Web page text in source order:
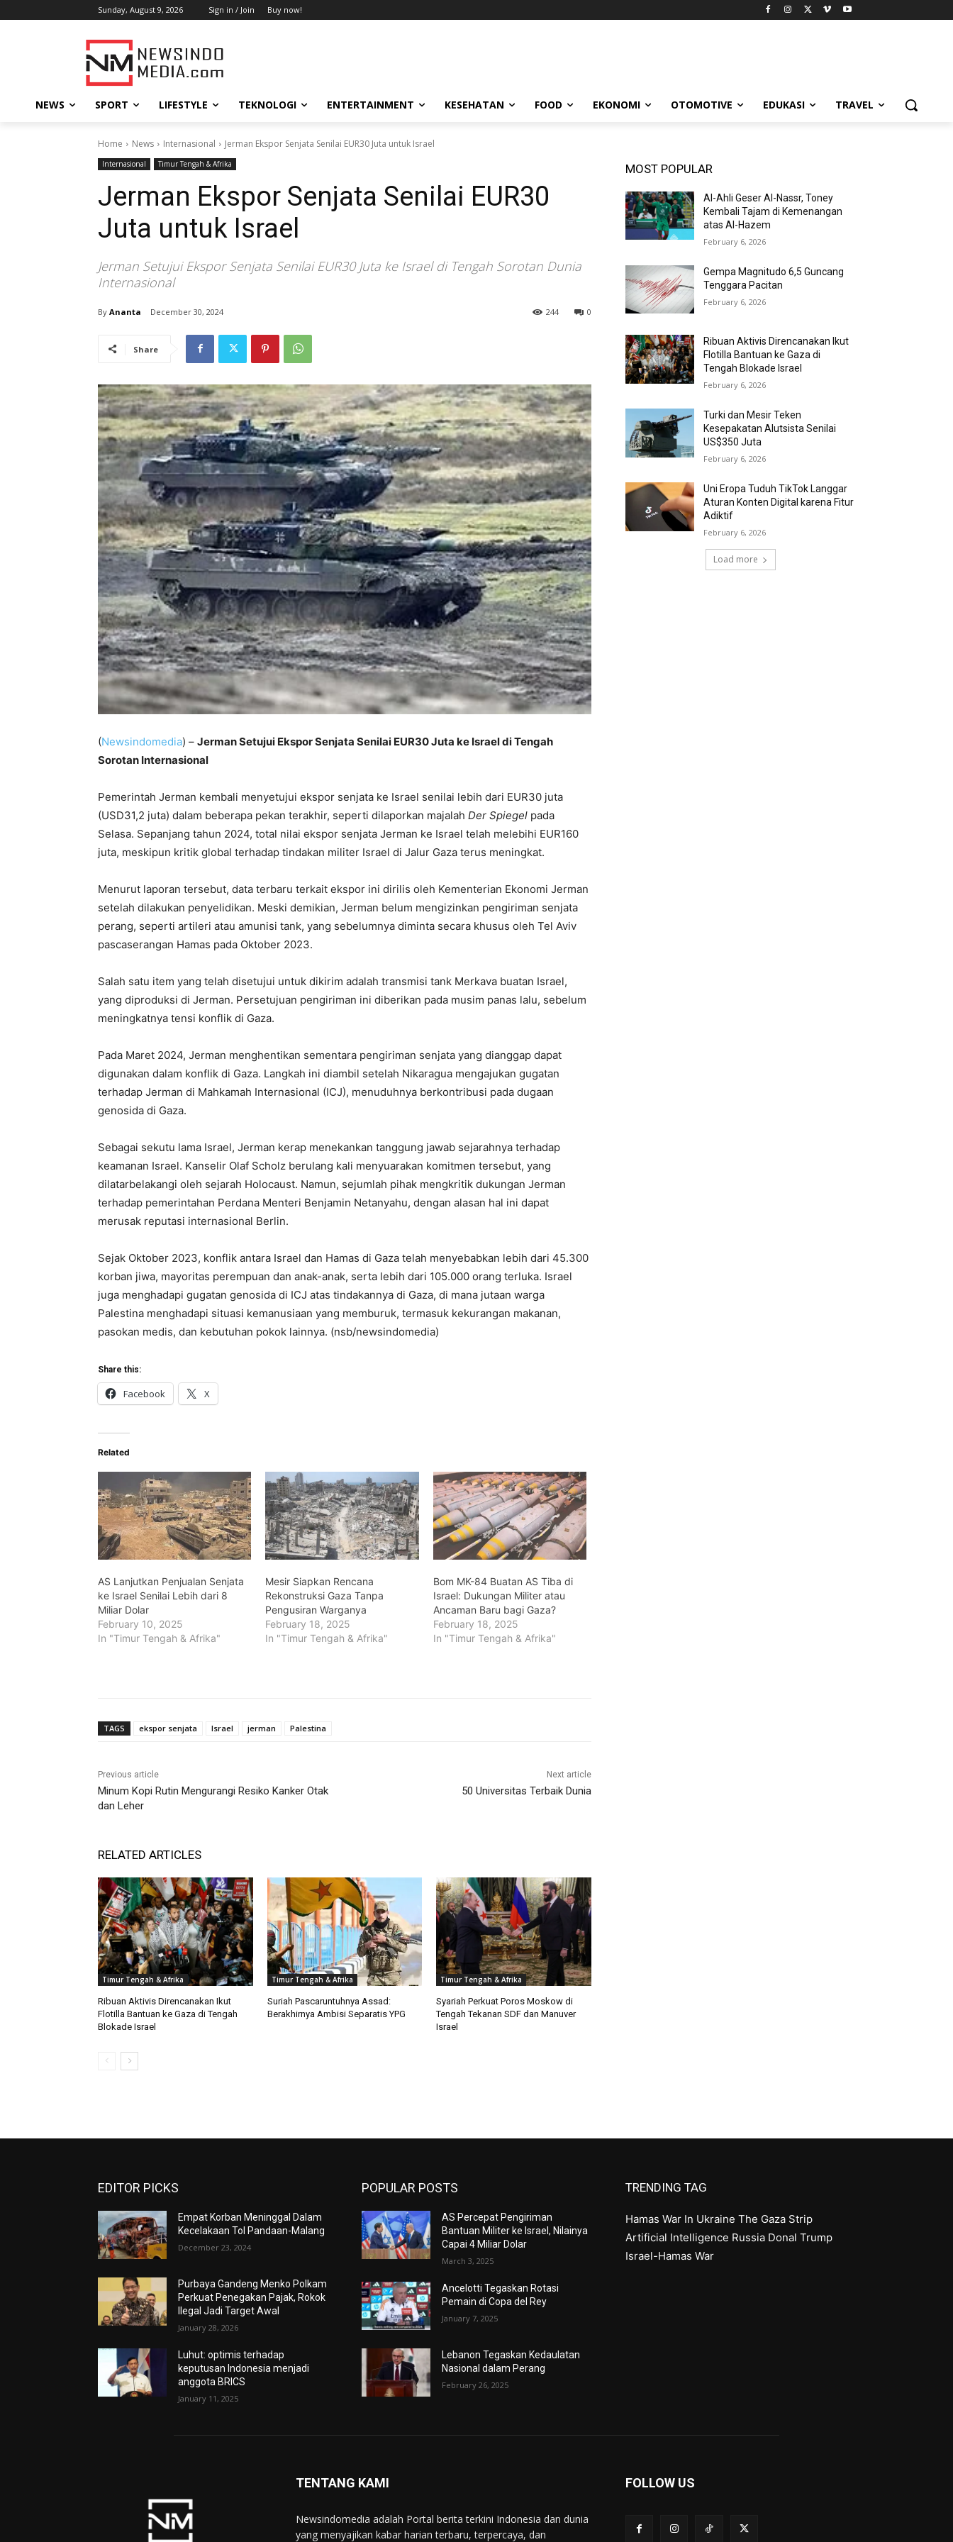
Sunday, August 9, 2026 Sign in / Join Buy now!
NEWS SPORT LIFESTYLE TEKNOLOGI ENTERTAINMENT KESEHATAN FOOD EKONOMI OTOMOTIVE EDUKASI TRAVEL
Home News Internasional Jerman Ekspor Senjata Senilai EUR30 Juta untuk Israel
Internasional Timur Tengah & Afrika
Jerman Ekspor Senjata Senilai EUR30
Juta untuk Israel
Jerman Setujui Ekspor Senjata Senilai EUR30 Juta ke Israel di Tengah Sorotan Dunia
Internasional
By Ananta December 30, 2024 0
244
Share
(Newsindomedia) – Jerman Setujui Ekspor Senjata Senilai EUR30 Juta ke Israel di Tengah
Sorotan Internasional
Pemerintah Jerman kembali menyetujui ekspor senjata ke Israel senilai lebih dari EUR30 juta
(USD31,2 juta) dalam beberapa pekan terakhir, seperti dilaporkan majalah Der Spiegel pada
Selasa. Sepanjang tahun 2024, total nilai ekspor senjata Jerman ke Israel telah melebihi EUR160
juta, meskipun kritik global terhadap tindakan militer Israel di Jalur Gaza terus meningkat.
Menurut laporan tersebut, data terbaru terkait ekspor ini dirilis oleh Kementerian Ekonomi Jerman
setelah dilakukan penyelidikan. Meski demikian, Jerman belum mengizinkan pengiriman senjata
perang, seperti artileri atau amunisi tank, yang sebelumnya diminta secara khusus oleh Tel Aviv
pascaserangan Hamas pada Oktober 2023.
Salah satu item yang telah disetujui untuk dikirim adalah transmisi tank Merkava buatan Israel,
yang diproduksi di Jerman. Persetujuan pengiriman ini diberikan pada musim panas lalu, sebelum
meningkatnya tensi konflik di Gaza.
Pada Maret 2024, Jerman menghentikan sementara pengiriman senjata yang dianggap dapat
digunakan dalam konflik di Gaza. Langkah ini diambil setelah Nikaragua mengajukan gugatan
terhadap Jerman di Mahkamah Internasional (ICJ), menuduhnya berkontribusi pada dugaan
genosida di Gaza.
Sebagai sekutu lama Israel, Jerman kerap menekankan tanggung jawab sejarahnya terhadap
keamanan Israel. Kanselir Olaf Scholz berulang kali menyuarakan komitmen tersebut, yang
dilatarbelakangi oleh sejarah Holocaust. Namun, sejumlah pihak mengkritik dukungan Jerman
terhadap pemerintahan Perdana Menteri Benjamin Netanyahu, dengan alasan hal ini dapat
merusak reputasi internasional Berlin.
Sejak Oktober 2023, konflik antara Israel dan Hamas di Gaza telah menyebabkan lebih dari 45.300
korban jiwa, mayoritas perempuan dan anak-anak, serta lebih dari 105.000 orang terluka. Israel
juga menghadapi gugatan genosida di ICJ atas tindakannya di Gaza, di mana jutaan warga
Palestina menghadapi situasi kemanusiaan yang memburuk, termasuk kekurangan makanan,
pasokan medis, dan kebutuhan pokok lainnya. (nsb/newsindomedia)
Share this:
Facebook X
Related
AS Lanjutkan Penjualan Senjata
ke Israel Senilai Lebih dari 8
Miliar Dolar
February 10, 2025
In "Timur Tengah & Afrika"
Mesir Siapkan Rencana
Rekonstruksi Gaza Tanpa
Pengusiran Warganya
February 18, 2025
In "Timur Tengah & Afrika"
Bom MK-84 Buatan AS Tiba di
Israel: Dukungan Militer atau
Ancaman Baru bagi Gaza?
February 18, 2025
In "Timur Tengah & Afrika"
TAGS ekspor senjata Israel jerman Palestina
Previous article
Minum Kopi Rutin Mengurangi Resiko Kanker Otak
dan Leher
Next article
50 Universitas Terbaik Dunia
RELATED ARTICLES
Timur Tengah & Afrika
Ribuan Aktivis Direncanakan Ikut
Flotilla Bantuan ke Gaza di Tengah
Blokade Israel
Timur Tengah & Afrika
Suriah Pascaruntuhnya Assad:
Berakhirnya Ambisi Separatis YPG
Timur Tengah & Afrika
Syariah Perkuat Poros Moskow di
Tengah Tekanan SDF dan Manuver
Israel
MOST POPULAR
Al-Ahli Geser Al-Nassr, Toney
Kembali Tajam di Kemenangan
atas Al-Hazem
February 6, 2026
Gempa Magnitudo 6,5 Guncang
Tenggara Pacitan
February 6, 2026
Ribuan Aktivis Direncanakan Ikut
Flotilla Bantuan ke Gaza di
Tengah Blokade Israel
February 6, 2026
Turki dan Mesir Teken
Kesepakatan Alutsista Senilai
US$350 Juta
February 6, 2026
Uni Eropa Tuduh TikTok Langgar
Aturan Konten Digital karena Fitur
Adiktif
February 6, 2026
Load more
EDITOR PICKS
Empat Korban Meninggal Dalam
Kecelakaan Tol Pandaan-Malang
December 23, 2024
Purbaya Gandeng Menko Polkam
Perkuat Penegakan Pajak, Rokok
Ilegal Jadi Target Awal
January 28, 2026
Luhut: optimis terhadap
keputusan Indonesia menjadi
anggota BRICS
January 11, 2025
POPULAR POSTS
AS Percepat Pengiriman
Bantuan Militer ke Israel, Nilainya
Capai 4 Miliar Dolar
March 3, 2025
Ancelotti Tegaskan Rotasi
Pemain di Copa del Rey
January 7, 2025
Lebanon Tegaskan Kedaulatan
Nasional dalam Perang
February 26, 2025
TRENDING TAG
Hamas War In Ukraine The Gaza Strip
Artificial Intelligence Russia Donal Trump
Israel-Hamas War
TENTANG KAMI
Newsindomedia adalah Portal berita terkini Indonesia dan dunia
yang menyajikan kabar harian terbaru, terpercaya, dan
FOLLOW US